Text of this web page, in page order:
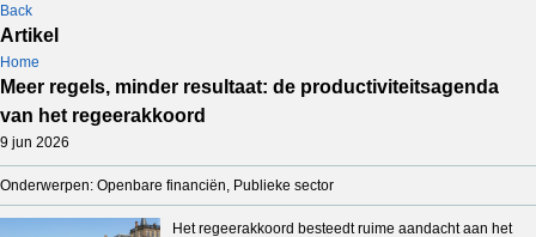
Back
Artikel
Home
Meer regels, minder resultaat: de productiviteitsagenda
van het regeerakkoord
9 jun 2026
Onderwerpen: Openbare financiën, Publieke sector
Het regeerakkoord besteedt ruime aandacht aan het